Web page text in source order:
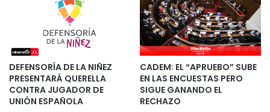
DEFENSORÍA DE LA NIÑEZ
PRESENTARÁ QUERELLA
CONTRA JUGADOR DE
UNIÓN ESPAÑOLA
CADEM: EL “APRUEBO” SUBE
EN LAS ENCUESTAS PERO
SIGUE GANANDO EL
RECHAZO